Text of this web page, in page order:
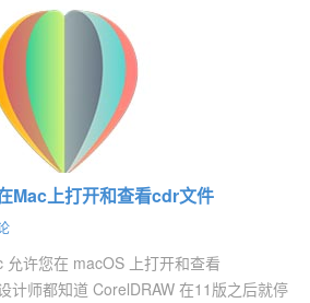
Mac上打开和查看cdr文件
许您在 macOS 上打开和查看
计师都知道 CorelDRAW 在11版之后就停